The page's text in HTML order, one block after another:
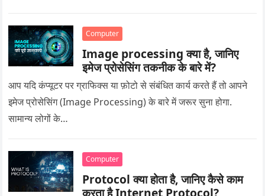
Computer
Image processing क्या है, जानिए
इमेज प्रोसेसिंग तकनीक के बारे में?
आप यदि कंप्यूटर पर ग्राफिक्स या फ़ोटो से संबंधित कार्य करते हैं तो आपने
इमेज प्रोसेसिंग (Image Processing) के बारे में जरूर सुना होगा.
सामान्य लोगों के…
Computer
Protocol क्या होता है, जानिए कैसे काम
करता है Internet Protocol?